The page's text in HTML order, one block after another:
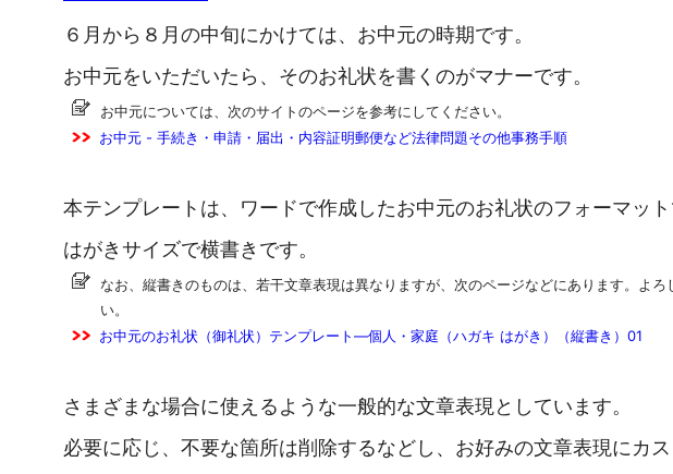
６月から８月の中旬にかけては、お中元の時期です。
お中元をいただいたら、そのお礼状を書くのがマナーです。
お中元については、次のサイトのページを参考にしてください。
お中元 - 手続き・申請・届出・内容証明郵便など法律問題その他事務手順
本テンプレートは、ワードで作成したお中元のお礼状のフォーマット
はがきサイズで横書きです。
なお、縦書きのものは、若干文章表現は異なりますが、次のページなどにあります。よ
い。
お中元のお礼状（御礼状）テンプレート―個人・家庭（ハガキ はがき）（縦書き）01
さまざまな場合に使えるような一般的な文章表現としています。
必要に応じ、不要な箇所は削除するなどし、お好みの文章表現にカス